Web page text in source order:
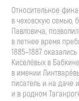
Относительное
в чеховскую семью,
Павловича,
в летнее время
1885–1887
Киселёвых в
в имении
писатель и на даче
и в родном